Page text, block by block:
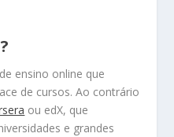
ensino online que
de cursos. Ao contrário
ou edX, que
e grandes